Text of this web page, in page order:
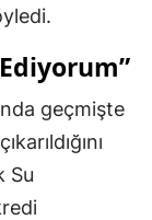
geçmişte
Su